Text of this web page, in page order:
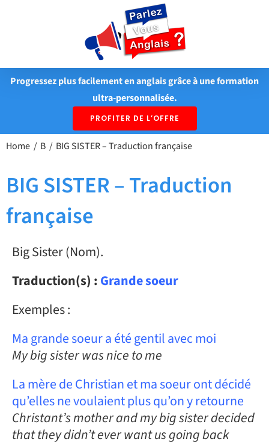
Progressez plus facilement en anglais grâce à une formation
ultra-personnalisée.
PROFITER DE L’OFFRE
Home B BIG SISTER – Traduction française
BIG SISTER – Traduction
française
Big Sister (Nom).
Traduction(s) :Grande soeur
Exemples :
Ma grande soeur a été gentil avec moi
My big sister was nice to me
La mère de Christian et ma soeur ont décidé
qu’elles ne voulaient plus qu’on y retourne
Christant’s mother and my big sister decided
that they didn’t ever want us going back